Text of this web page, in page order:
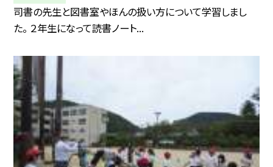
司書の先生と図書室やほんの扱い方について学習しまし
た。 ２年生になって読書ノート...